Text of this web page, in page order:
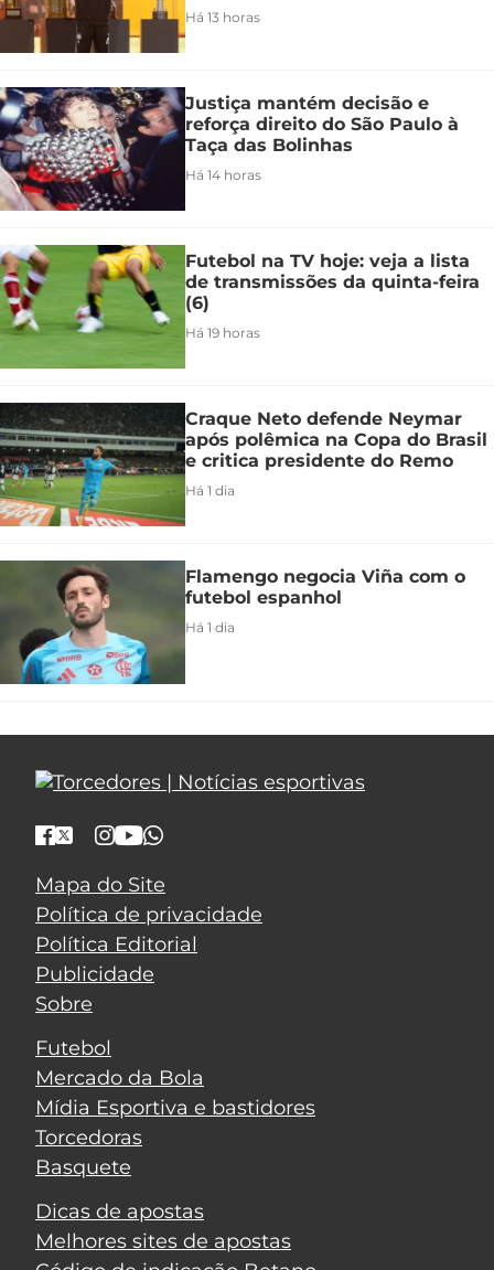
Há 13 horas
Justiça mantém decisão e
reforça direito do São Paulo à
Taça das Bolinhas
Há 14 horas
Futebol na TV hoje: veja a lista
de transmissões da quinta-feira
(6)
Há 19 horas
Craque Neto defende Neymar
após polêmica na Copa do Brasil
e critica presidente do Remo
Há 1 dia
Flamengo negocia Viña com o
futebol espanhol
Há 1 dia
Mapa do Site
Política de privacidade
Política Editorial
Publicidade
Sobre
Futebol
Mercado da Bola
Mídia Esportiva e bastidores
Torcedoras
Basquete
Dicas de apostas
Melhores sites de apostas